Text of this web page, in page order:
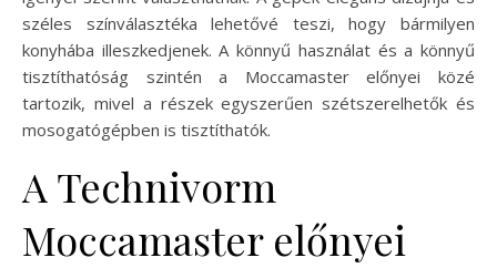
széles színválasztéka lehetővé teszi, hogy bármilyen
konyhába illeszkedjenek. A könnyű használat és a könnyű
tisztíthatóság szintén a Moccamaster előnyei közé
tartozik, mivel a részek egyszerűen szétszerelhetők és
mosogatógépben is tisztíthatók.
A Technivorm
Moccamaster előnyei